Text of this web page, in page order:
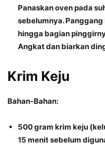
Panaskan oven pada
sebelumnya.
hingga bagian
Angkat dan biarkan
Krim Keju
Bahan-Bahan:
500 gram krim keju
15 menit sebelum